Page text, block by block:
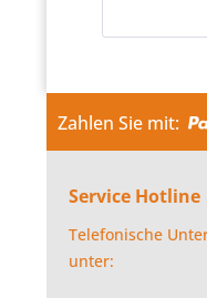
Zahlen Sie mit:
Service Hotline
Telefonische
unter: